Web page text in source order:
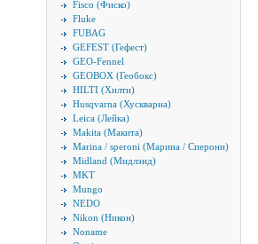
Fisco (Фиско)
Fluke
FUBAG
GEFEST (Гефест)
GEO-Fennel
GEOBOX (Геобокс)
HILTI (Хилти)
Husqvarna (Хускварна)
Leica (Лейка)
Makita (Макита)
Marina / speroni (Марина / Сперони)
Midland (Мидлэнд)
MKT
Mungo
NEDO
Nikon (Никон)
Noname